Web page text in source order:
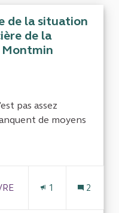
de la situation
de la
Montmin
pas assez
de moyens
: CRC Auvergne Rhône-
1 2